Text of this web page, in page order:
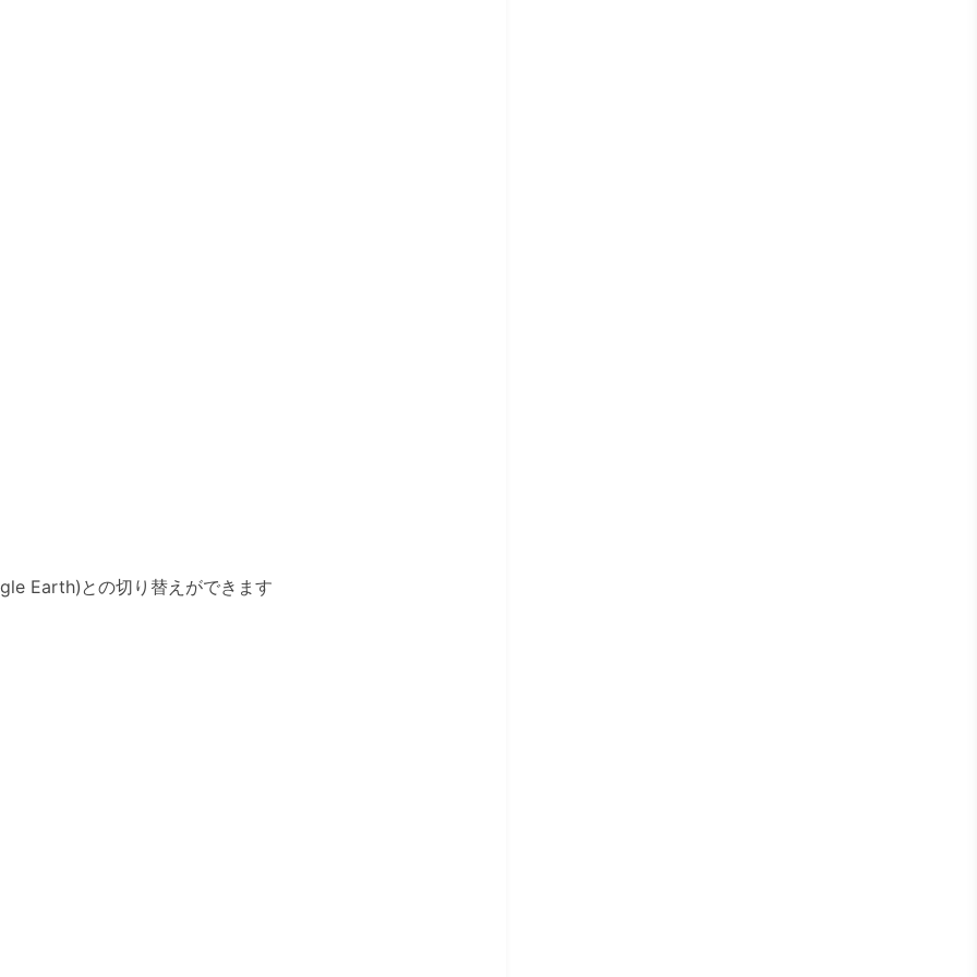
Earth)との切り替えができます